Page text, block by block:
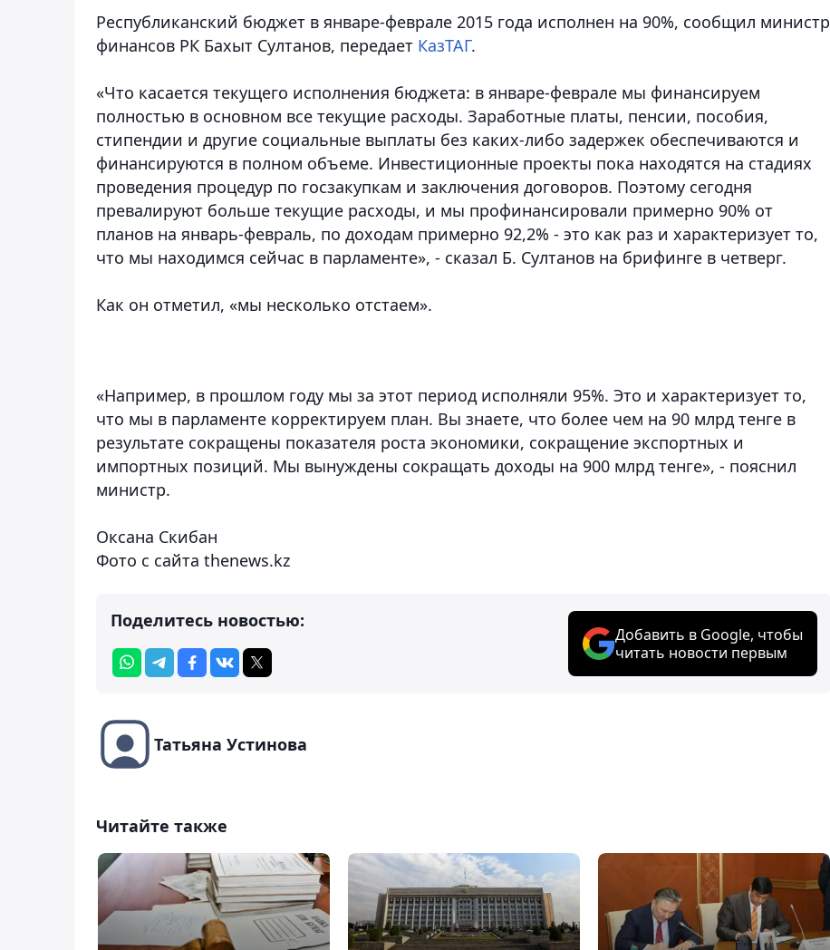
Республиканский бюджет в январе-феврале 2015 года исполнен на 90%, сообщил министр
финансов РК Бахыт Султанов, передает КазТАГ.
«Что касается текущего исполнения бюджета: в январе-феврале мы финансируем
полностью в основном все текущие расходы. Заработные платы, пенсии, пособия,
стипендии и другие социальные выплаты без каких-либо задержек обеспечиваются и
финансируются в полном объеме. Инвестиционные проекты пока находятся на стадиях
проведения процедур по госзакупкам и заключения договоров. Поэтому сегодня
превалируют больше текущие расходы, и мы профинансировали примерно 90% от
планов на январь-февраль, по доходам примерно 92,2% - это как раз и характеризует то,
что мы находимся сейчас в парламенте», - сказал Б. Султанов на брифинге в четверг.
Как он отметил, «мы несколько отстаем».
«Например, в прошлом году мы за этот период исполняли 95%. Это и характеризует то,
что мы в парламенте корректируем план. Вы знаете, что более чем на 90 млрд тенге в
результате сокращены показателя роста экономики, сокращение экспортных и
импортных позиций. Мы вынуждены сокращать доходы на 900 млрд тенге», - пояснил
министр.
Оксана Скибан
Фото с сайта thenews.kz
Поделитесь новостью:
Добавить в Google, чтобы
читать новости первым
Татьяна Устинова
Читайте также